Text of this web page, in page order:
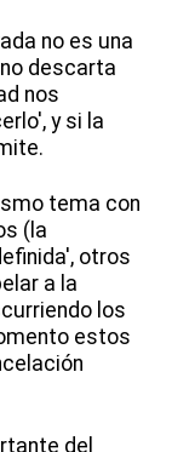
no es una
descarta
nos
y si la
tema con
(la
otros
a la
los
estos
del